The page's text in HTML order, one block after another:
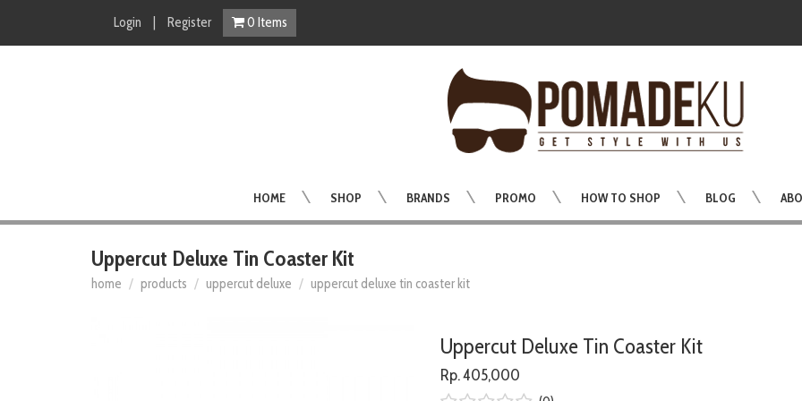
Login Register 0 Items
HOME SHOP BRANDS PROMO HOW TO SHOP BLOG
Uppercut Deluxe Tin Coaster Kit
home products uppercut deluxe uppercut deluxe tin coaster kit
Uppercut Deluxe Tin Coaster Kit
Rp. 405,000